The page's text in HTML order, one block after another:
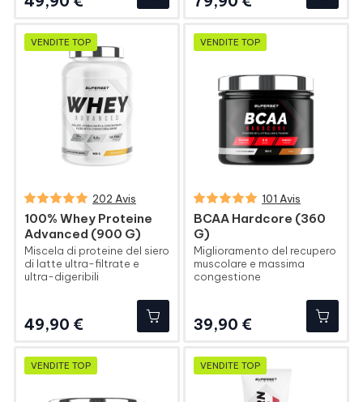
VENDITE TOP
202 Avis
100% Whey Proteine
Advanced (900 G)
Miscela di proteine del siero
di latte ultra-filtrate e
ultra-digeribili
49,90 €
VENDITE TOP
101 Avis
BCAA Hardcore (360
G)
Miglioramento del recupero
muscolare e massima
congestione
39,90 €
VENDITE TOP VENDITE TOP